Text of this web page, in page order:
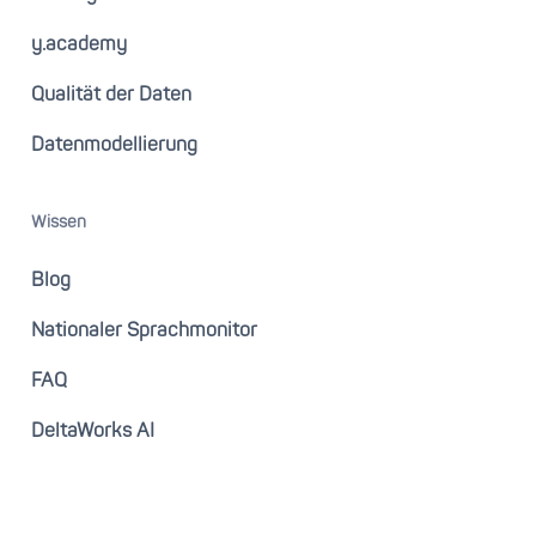
y.academy
Qualität der Daten
Datenmodellierung
Wissen
Blog
Nationaler Sprachmonitor
FAQ
DeltaWorks AI